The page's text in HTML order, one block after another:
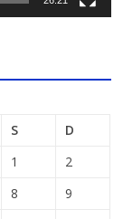
S
D
1
2
8
9